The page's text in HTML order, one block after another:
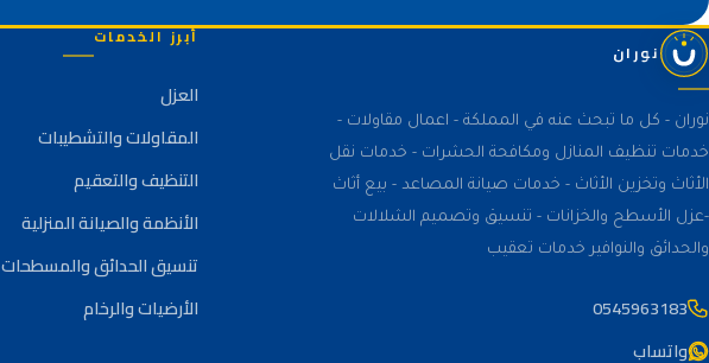
نوران
نوران - كل ما تبحث عنه في المملكة - اعمال مقاولات -
خدمات تنظيف المنازل ومكافحة الحشرات - خدمات نقل
الأثاث وتخزين الأثاث - خدمات صيانة المصاعد - بيع أثاث
-عزل الأسطح والخزانات - تنسيق وتصميم الشلالات
والحدائق والنوافير خدمات تعقيب
0545963183
واتساب
أبرز الخدمات
العزل
المقاولات والتشطيبات
التنظيف والتعقيم
الأنظمة والصيانة المنزلية
تنسيق الحدائق والمسطحات
الأرضيات والرخام